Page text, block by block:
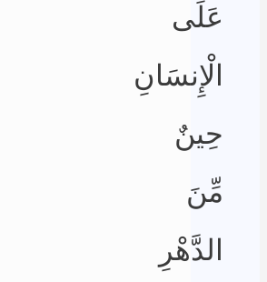
عَلَى
الْإِنسَانِ
حِينٌ
مِّنَ
الدَّهْرِ